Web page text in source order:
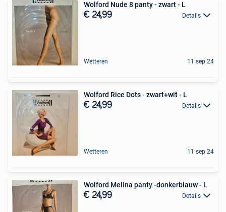
Wolford Nude 8 panty - zwart - L
€ 24,99 Details
Wetteren 11 sep 24
Wolford Rice Dots - zwart+wit - L
€ 24,99 Details
Wetteren 11 sep 24
Wolford Melina panty -donkerblauw - L
€ 24,99 Details